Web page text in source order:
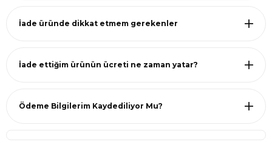
İade üründe dikkat etmem gerekenler
İade ettiğim ürünün ücreti ne zaman yatar?
Ödeme Bilgilerim Kaydediliyor Mu?